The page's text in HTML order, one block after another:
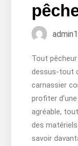
Tout
dessus-tout
carnassier
profiter
agréable,
des
savoir